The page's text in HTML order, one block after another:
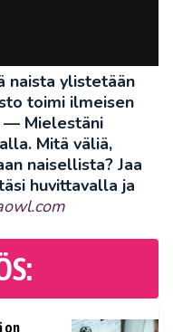
naista ylistetään
toimi ilmeisen
— Mielestäni
Mitä väliä,
naisellista? Jaa
huvittavalla ja
on